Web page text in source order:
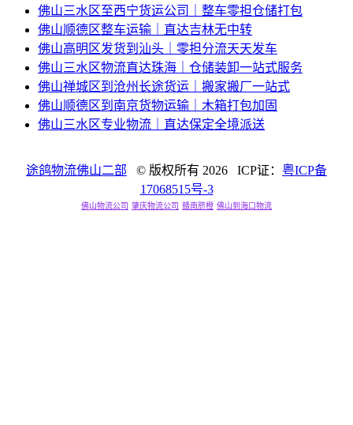
佛山三水区至西宁货运公司｜整车零担仓储打包
佛山顺德区整车运输｜直达吉林无中转
佛山高明区发货到汕头｜零担分流天天发车
佛山三水区物流直达珠海｜仓储装卸一站式服务
佛山禅城区到沧州长途货运｜搬家搬厂一站式
佛山顺德区到南京货物运输｜木箱打包加固
佛山三水区专业物流｜直达保定全境派送
途鸽物流佛山二部 © 版权所有 2026 ICP证： 粤ICP备
17068515号-3
佛山物流公司 肇庆物流公司 赣南脐橙 佛山到海口物流